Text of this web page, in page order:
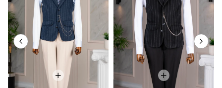
Tahmini teslim süremiz, bulunduğunuz adrese göre
2-4 iş günü arasında değişkenlik gösterecektir.
Ürün Fotoğrafları
Ürünlerimizin fotoğraf çekimleri firmamız tarafından
yapılmaktadır. Ürünlerin gerçek rengi web sitesinden
gösterilen renklerden azda olsa farklılık gösterebilir.
Bu durum ekran , monitör veya ışık parlaklığı ayarları